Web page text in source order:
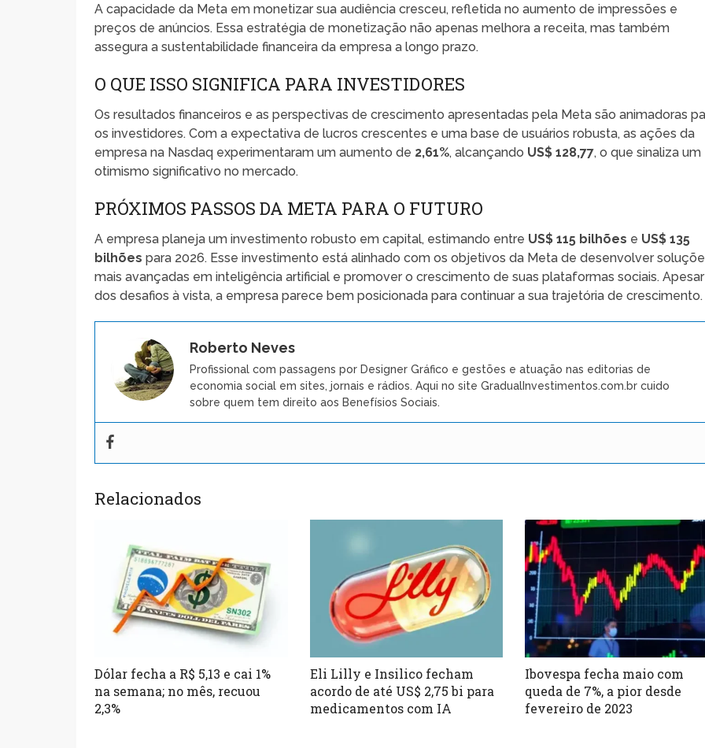
A capacidade da Meta em monetizar sua audiência cresceu, refletida no aumento de impressões e
preços de anúncios. Essa estratégia de monetização não apenas melhora a receita, mas também
assegura a sustentabilidade financeira da empresa a longo prazo.
O QUE ISSO SIGNIFICA PARA INVESTIDORES
Os resultados financeiros e as perspectivas de crescimento apresentadas pela Meta são animadoras
os investidores. Com a expectativa de lucros crescentes e uma base de usuários robusta, as ações da
empresa na Nasdaq experimentaram um aumento de 2,61%, alcançando US$ 128,77, o que sinaliza um
otimismo significativo no mercado.
PRÓXIMOS PASSOS DA META PARA O FUTURO
A empresa planeja um investimento robusto em capital, estimando entre US$ 115 bilhões e US$ 135
bilhões para 2026. Esse investimento está alinhado com os objetivos da Meta de desenvolver
mais avançadas em inteligência artificial e promover o crescimento de suas plataformas sociais. Apesar
dos desafios à vista, a empresa parece bem posicionada para continuar a sua trajetória de crescimento.
Roberto Neves
Profissional com passagens por Designer Gráfico e gestões e atuação nas editorias de
economia social em sites, jornais e rádios. Aqui no site GradualInvestimentos.com.br cuido
sobre quem tem direito aos Benefísios Sociais.
Relacionados
Dólar fecha a R$ 5,13 e cai 1%
na semana; no mês, recuou
2,3%
Eli Lilly e Insilico fecham
acordo de até US$ 2,75 bi para
medicamentos com IA
Ibovespa fecha maio com
queda de 7%, a pior desde
fevereiro de 2023